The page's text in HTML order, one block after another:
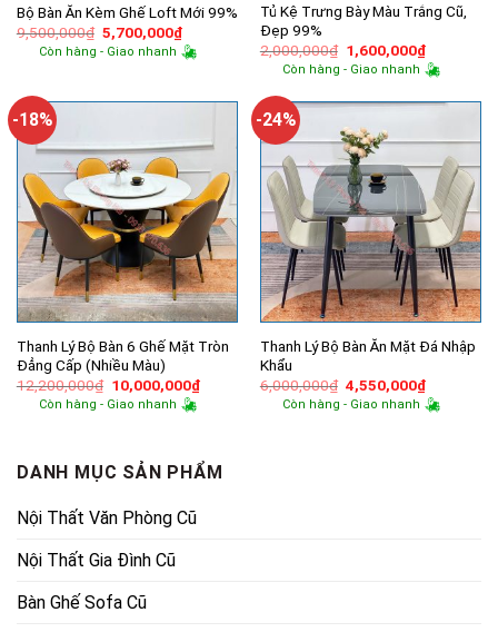
Bộ Bàn Ăn Kèm Ghế Loft Mới 99%
9,500,000₫ Giá
gốc
là:
5,700,000₫Giá
hiện
tại
Còn hàng - Giao nhanh
Tủ Kệ Trưng Bày Màu Trắng Cũ,
Đẹp 99%
2,000,000₫ Giá
gốc
là:
1,600,000₫Giá
hiện
tại
Còn hàng - Giao nhanh
-18%
Thanh Lý Bộ Bàn 6 Ghế Mặt Tròn
Đẳng Cấp (Nhiều Màu)
12,200,000₫ Giá
gốc
là:
10,000,000₫Giá
hiện
Còn hàng - Giao nhanh
-24%
Thanh Lý Bộ Bàn Ăn Mặt Đá Nhập
Khẩu
6,000,000₫ Giá
gốc
là:
4,550,000₫Giá
hiện
tại
Còn hàng - Giao nhanh
DANH MỤC SẢN PHẨM
Nội Thất Văn Phòng Cũ
Nội Thất Gia Đình Cũ
Bàn Ghế Sofa Cũ